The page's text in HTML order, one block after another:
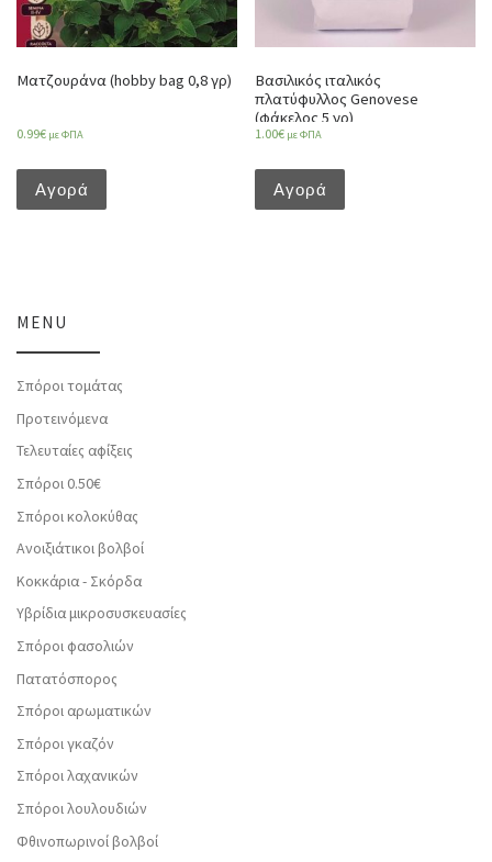
Ματζουράνα (hobby bag 0,8 γρ)
0.99€ με ΦΠΑ
Αγορά
Βασιλικός ιταλικός
πλατύφυλλος Genovese
(φάκελος 5 γρ)
1.00€ με ΦΠΑ
Αγορά
MENU
Σπόροι τομάτας
Προτεινόμενα
Τελευταίες αφίξεις
Σπόροι 0.50€
Σπόροι κολοκύθας
Ανοιξιάτικοι βολβοί
Κοκκάρια - Σκόρδα
Υβρίδια μικροσυσκευασίες
Σπόροι φασολιών
Πατατόσπορος
Σπόροι αρωματικών
Σπόροι γκαζόν
Σπόροι λαχανικών
Σπόροι λουλουδιών
Φθινοπωρινοί βολβοί